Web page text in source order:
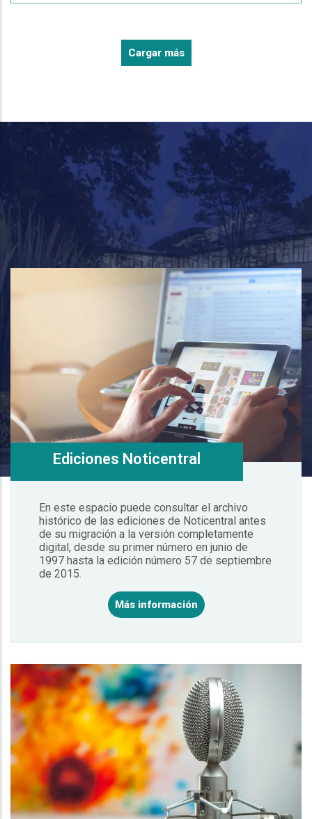
Cargar más
Ediciones Noticentral
En este espacio puede consultar el archivo
histórico de las ediciones de Noticentral antes
de su migración a la versión completamente
digital, desde su primer número en junio de
1997 hasta la edición número 57 de septiembre
de 2015.
Más información